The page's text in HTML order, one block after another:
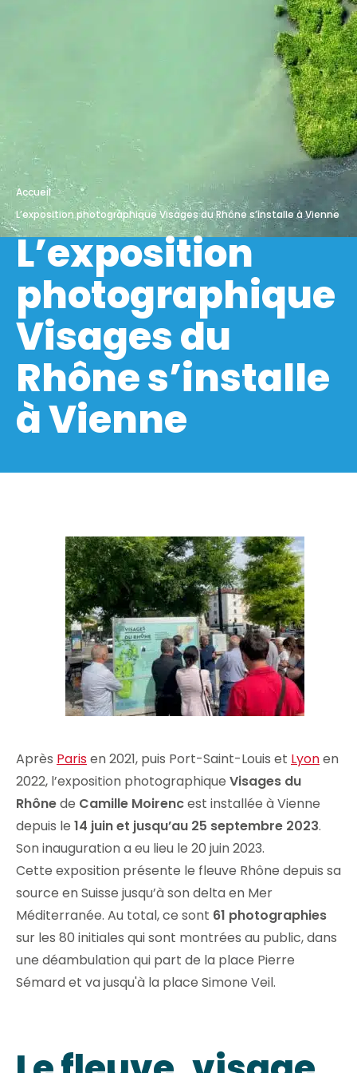
Accueil
L’exposition photographique Visages du Rhône s’installe à Vienne
L’exposition
photographique
Visages du
Rhône s’installe
à Vienne
Après Parisen 2021, puis Port-Saint-Louis et Lyonen
2022, l’exposition photographique Visages du
Rhônede Camille Moirencest installée à Vienne
depuis le 14 juin et jusqu’au 25 septembre 2023.
Son inauguration a eu lieu le 20 juin 2023.
Cette exposition présente le fleuve Rhône depuis sa
source en Suisse jusqu’à son delta en Mer
Méditerranée. Au total, ce sont 61 photographies
sur les 80 initiales qui sont montrées au public, dans
une déambulation qui part de la place Pierre
Sémard et va jusqu'à la place Simone Veil.